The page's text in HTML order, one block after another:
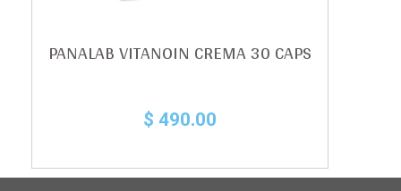
PANALAB VITANOIN CREMA 30 CAPS
$ 490.00